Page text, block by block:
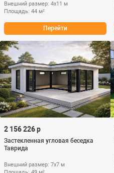
Внешний размер: 4х11 м
Площадь: 44 м²
Перейти
2 156 226 р
Застекленная угловая беседка
Таврида
Внешний размер: 7х7 м